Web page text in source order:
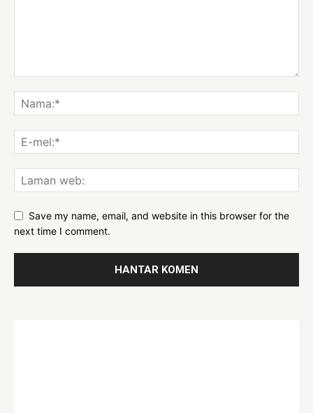
Save my name, email, and website in this browser for the
next time I comment.